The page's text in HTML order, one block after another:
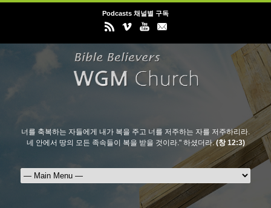
Podcasts 채널별 구독
너를 축복하는 자들에게 내가 복을 주고 너를 저주하는 자를 저주하리라.
네 안에서 땅의 모든 족속들이 복을 받을 것이라." 하셨더라.(창 12:3)